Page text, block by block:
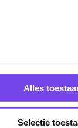
Alles
Selectie
Bunting
wat bij jouw worp